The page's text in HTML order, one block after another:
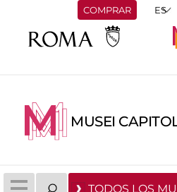
COMPRAR
MUSEI
TODOS LOS